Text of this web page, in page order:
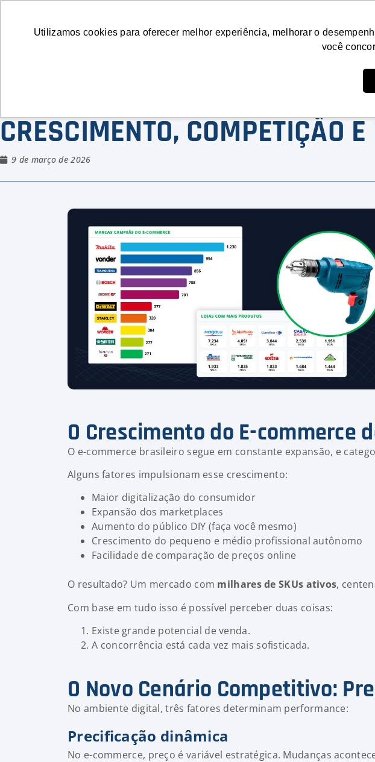
Utilizamos cookies para oferecer melhor experiência, melhorar o
você
Soluções Conteúdos
MERCADO DE FERRAMENTAS
CRESCIMENTO, COMPETIÇÃO
9 de março de 2026
O Crescimento do E-commerce
O e-commerce brasileiro segue em constante expansão, e
Alguns fatores impulsionam esse crescimento:
Maior digitalização do consumidor
Expansão dos marketplaces
Aumento do público DIY (faça você mesmo)
Crescimento do pequeno e médio profissional autônomo
Facilidade de comparação de preços online
O resultado? Um mercado com milhares de SKUs ativos,
Com base em tudo isso é possível perceber duas coisas:
Existe grande potencial de venda.
A concorrência está cada vez mais sofisticada.
O Novo Cenário Competitivo:
No ambiente digital, três fatores determinam performance:
Precificação dinâmica
No e-commerce, preço é variável estratégica. Mudanças